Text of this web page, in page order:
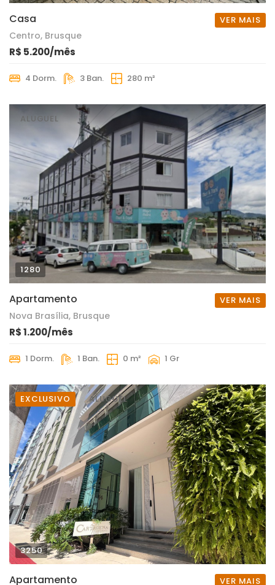
Casa VER MAIS
Centro, Brusque
R$ 5.200/mês
4 Dorm. 3 Ban. 280 m²
ALUGUEL
1280
Apartamento VER MAIS
Nova Brasília, Brusque
R$ 1.200/mês
1 Dorm. 1 Ban. 0 m² 1 Gr
EXCLUSIVO ALUGUEL
3250
Apartamento VER MAIS